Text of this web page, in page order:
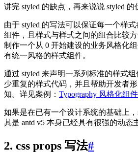
讲完 styled 的缺点，再来说说 styled 的
由于 styled 的写法可以保证每一个样
组件，且样式与样式之间的组合比较
制作一个从 0 开始建设的业务风格化
有统一风格的样式组件。
通过 styled 来声明一系列标准的样式
少重复的样式代码，并且帮助开发者
知。详见案例： Typography 风格化组件
如果是在已有一个设计系统的基础上
其是 antd v5 本身已经具有很强的动态
2. css props 写法#